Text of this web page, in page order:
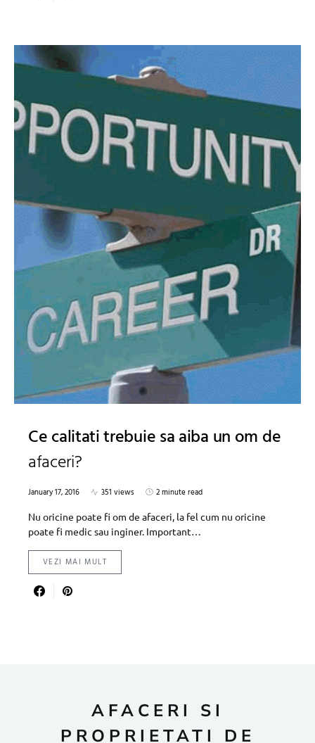
Ce calitati trebuie sa aiba un om de
afaceri?
January 17, 2016 351 views
2 minute read
Nu oricine poate fi om de afaceri, la fel cum nu oricine
poate fi medic sau inginer. Important…
VEZI MAI MULT
AFACERI SI
PROPRIETATI DE